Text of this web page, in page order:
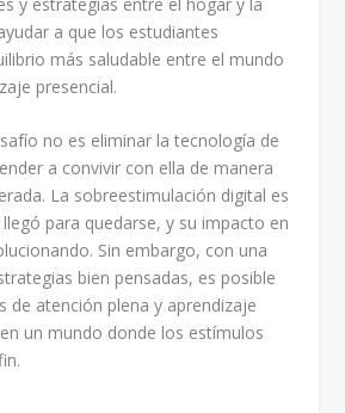
a que los estudiantes
más saludable entre el mundo
presencial.
no es eliminar la tecnología de
a convivir con ella de manera
La sobreestimulación digital es
para quedarse, y su impacto en
Sin embargo, con una
bien pensadas, es posible
de atención plena y aprendizaje
un mundo donde los estímulos